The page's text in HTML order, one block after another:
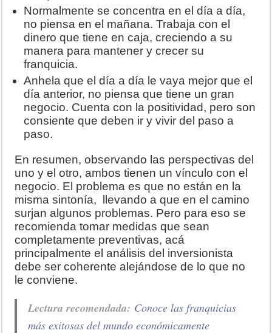
Normalmente se concentra en el día a día,
no piensa en el mañana. Trabaja con el
dinero que tiene en caja, creciendo a su
manera para mantener y crecer su
franquicia.
Anhela que el día a día le vaya mejor que el
día anterior, no piensa que tiene un gran
negocio. Cuenta con la positividad, pero son
consiente que deben ir y vivir del paso a
paso.
En resumen, observando las perspectivas del
uno y el otro, ambos tienen un vínculo con el
negocio. El problema es que no están en la
misma sintonía, llevando a que en el camino
surjan algunos problemas. Pero para eso se
recomienda tomar medidas que sean
completamente preventivas, acá
principalmente el análisis del inversionista
debe ser coherente alejándose de lo que no
le conviene.
Lectura recomendada: Conoce las franquicias
más exitosas del mundo económicamente